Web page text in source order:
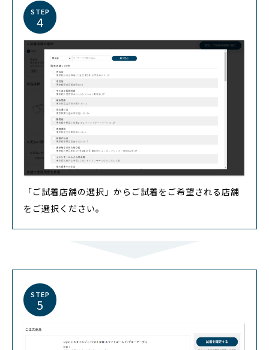
STEP
4
「ご試着店舗の選択」からご試着をご希望される店舗
をご選択ください。
STEP
5